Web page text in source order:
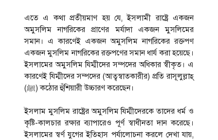
এতে এ কথা প্রতীয়মাণ হয় যে, ইসলামী রাষ্ট্রে একজন
অমুসলিম নাগরিকের প্রাণের মর্যাদা একজন মুসলিমের
সমান। এ কারণেই একজন অমুসলিম নাগরিকের রক্তপণ
একজন মুসলিম নাগরিকের রক্তপণের সমান ধার্য করা হয়েছে।
ইসলামের অমুসলিম যিম্মীদের সম্পদের অধিকার স্বীকৃত। এ
কারণেই যিম্মীদের সম্পদের (আত্বস্বাতকারীর) প্রতি রাসূলুল্লাহ্‌
(ﷺ) কঠোর হুঁশিয়ারী উচ্চারণ করেছেন।
ইসলাম মুসলিম রাষ্ট্রের অমুসলিম যিম্মীদেরকে তাদের ধর্ম ও
কৃষ্টি-কালচার রক্ষার ব্যাপারেও পূর্ণ স্বাধীনতা দান করেছে।
ইসলামের স্বর্ণ যুগের ইতিহাস পর্যালোচনা করলে দেখা যায়,